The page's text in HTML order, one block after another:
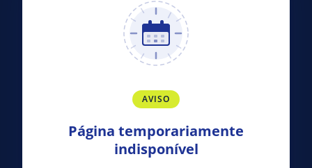
AVISO
Página temporariamente
indisponível